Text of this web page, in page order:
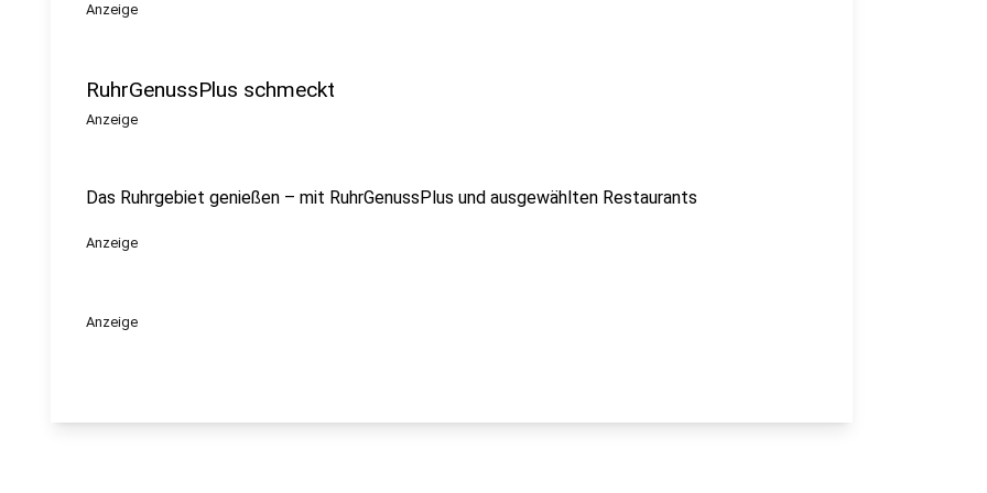
Anzeige
RuhrGenussPlus schmeckt
Anzeige
Das Ruhrgebiet genießen – mit RuhrGenussPlus und ausgewählten Restaurants
Anzeige
Anzeige